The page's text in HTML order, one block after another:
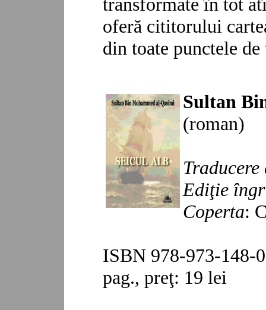
oferă cititorului
din toate punctele
Sultan
(roman)
Ediţie
Coperta:
ISBN 978-973-148-
pag., preţ: 19 lei